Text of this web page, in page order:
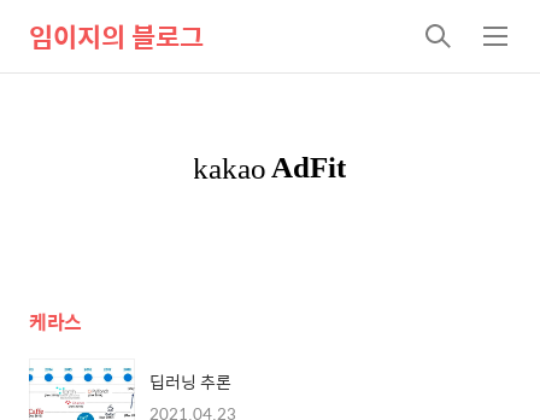
임이지의 블로그
검
색
메
뉴
케라스
딥러닝 추론
2021.04.23